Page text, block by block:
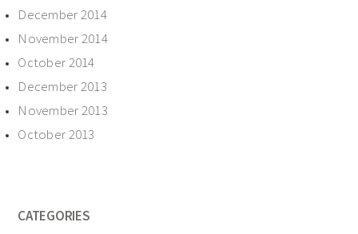
December 2014
November 2014
October 2014
December 2013
November 2013
October 2013
CATEGORIES